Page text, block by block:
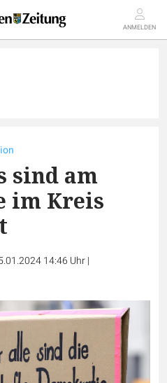
ANMELDEN
sind am
im Kreis
14:46 Uhr|